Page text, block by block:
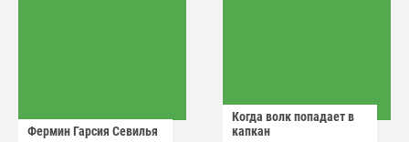
Фермин Гарсия Севилья
Когда волк попадает в
капкан